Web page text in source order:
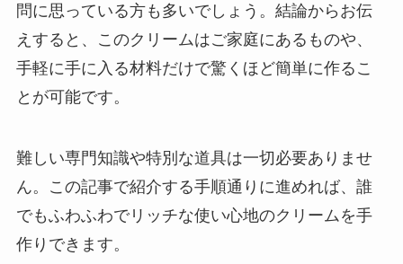
問に思っている方も多いでしょう。結論からお伝
えすると、このクリームはご家庭にあるものや、
手軽に手に入る材料だけで驚くほど簡単に作るこ
とが可能です。
難しい専門知識や特別な道具は一切必要ありませ
ん。この記事で紹介する手順通りに進めれば、誰
でもふわふわでリッチな使い心地のクリームを手
作りできます。